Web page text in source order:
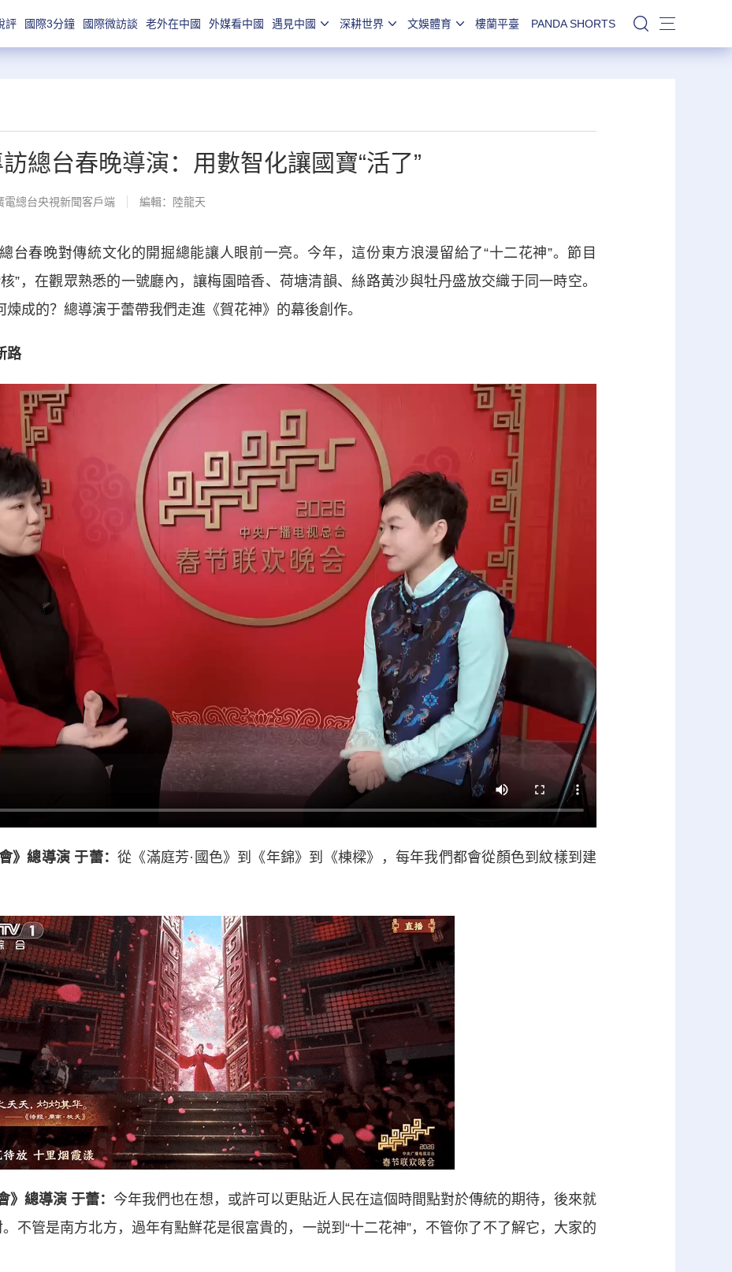
評 國際3分鐘 國際微訪談 老外在中國 外媒看中國 遇見中國 深耕世界 文娛體育 樓蘭平臺 PANDA SHORTS 站內搜索
總台春晚導演：用數智化讓國寶“活了”
電總台央視新聞客戶端 編輯：陸龍天
春晚對傳統文化的開掘總能讓人眼前一亮。今年，這份東方浪漫留給了“十二花神”。節目
”，在觀眾熟悉的一號廳內，讓梅園暗香、荷塘清韻、絲路黃沙與牡丹盛放交織于同一時空。
成的？總導演于蕾帶我們走進《賀花神》的幕後創作。
路
》總導演 于蕾：從《滿庭芳·國色》到《年錦》到《棟樑》，每年我們都會從顏色到紋樣到建
》總導演 于蕾：今年我們也在想，或許可以更貼近人民在這個時間點對於傳統的期待，後來就
不管是南方北方，過年有點鮮花是很富貴的，一説到“十二花神”，不管你了不了解它，大家的